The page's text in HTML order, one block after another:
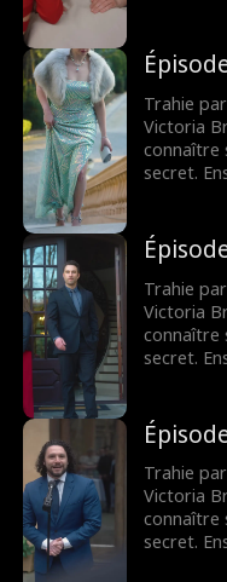
trouver
Trahie
Victoria
connaître
secret.
trouver
Trahie
Victoria
connaître
secret.
trouver
Trahie
Victoria
connaître
secret.